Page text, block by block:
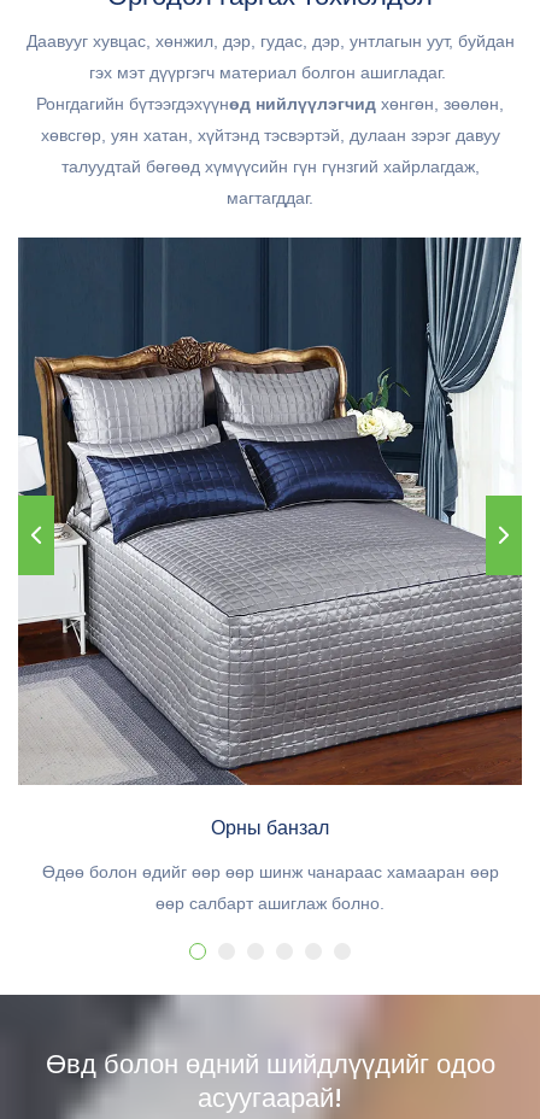
Даавууг хувцас, хөнжил, дэр, гудас, дэр, унтлагын уут, буйдан
гэх мэт дүүргэгч материал болгон ашигладаг.
Ронгдагийн бүтээгдэхүүнөд нийлүүлэгчид хөнгөн, зөөлөн,
хөвсгөр, уян хатан, хүйтэнд тэсвэртэй, дулаан зэрэг давуу
талуудтай бөгөөд хүмүүсийн гүн гүнзгий хайрлагдаж,
магтагддаг.
Орны банзал
Өдөө болон өдийг өөр өөр шинж чанараас хамааран өөр
өөр салбарт ашиглаж болно.
Өвд болон өдний шийдлүүдийг одоо
асуугаарай!